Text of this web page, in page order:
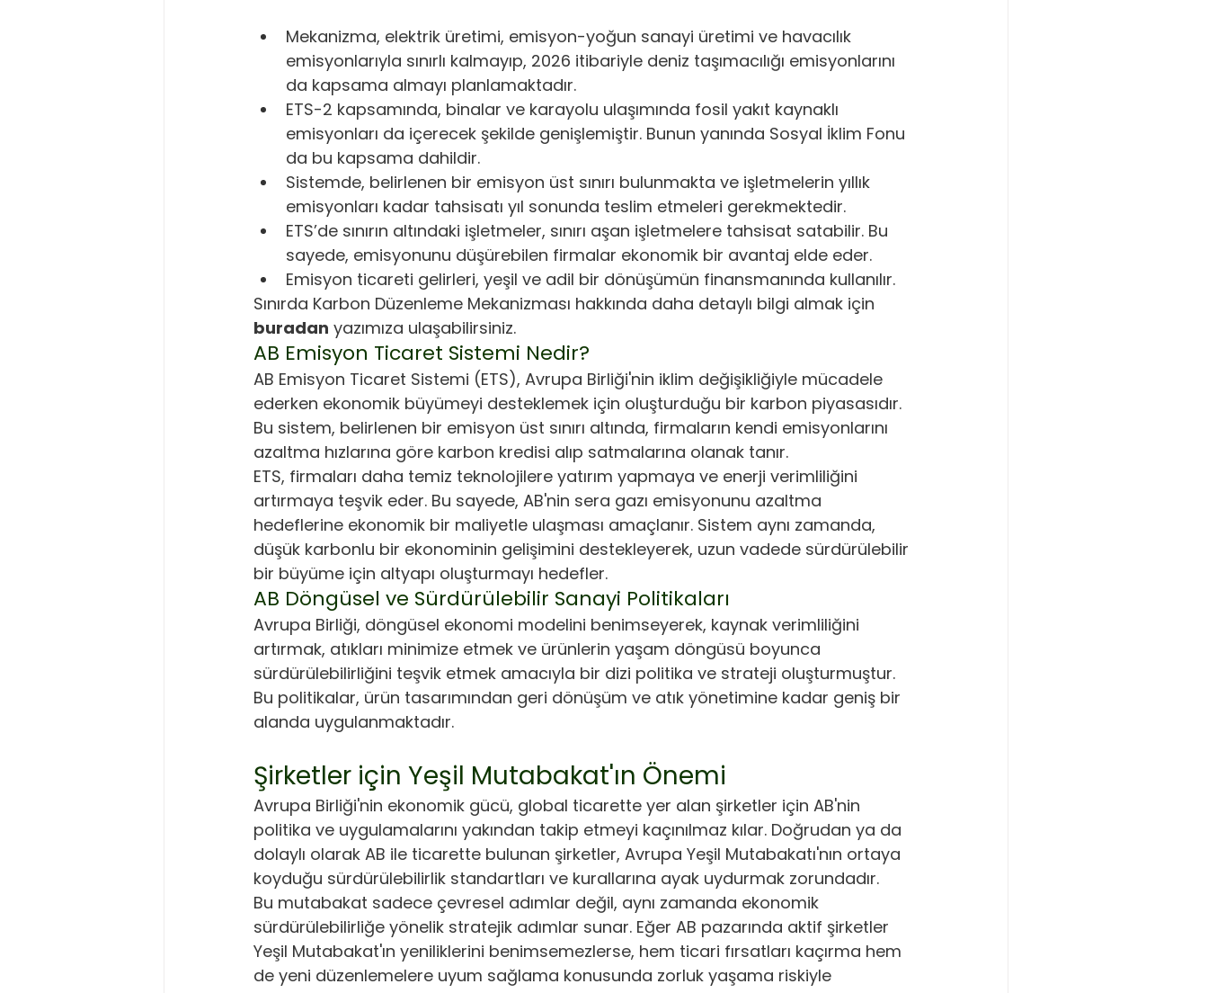
Mekanizma, elektrik üretimi, emisyon-yoğun sanayi üretimi ve havacılık
emisyonlarıyla sınırlı kalmayıp, 2026 itibariyle deniz taşımacılığı emisyonlarını
da kapsama almayı planlamaktadır.
ETS-2 kapsamında, binalar ve karayolu ulaşımında fosil yakıt kaynaklı
emisyonları da içerecek şekilde genişlemiştir. Bunun yanında Sosyal İklim Fonu
da bu kapsama dahildir.
Sistemde, belirlenen bir emisyon üst sınırı bulunmakta ve işletmelerin yıllık
emisyonları kadar tahsisatı yıl sonunda teslim etmeleri gerekmektedir.
ETS’de sınırın altındaki işletmeler, sınırı aşan işletmelere tahsisat satabilir. Bu
sayede, emisyonunu düşürebilen firmalar ekonomik bir avantaj elde eder.
Emisyon ticareti gelirleri, yeşil ve adil bir dönüşümün finansmanında kullanılır.
Sınırda Karbon Düzenleme Mekanizması hakkında daha detaylı bilgi almak için
buradan yazımıza ulaşabilirsiniz.
AB Emisyon Ticaret Sistemi Nedir?
AB Emisyon Ticaret Sistemi (ETS), Avrupa Birliği'nin iklim değişikliğiyle mücadele
ederken ekonomik büyümeyi desteklemek için oluşturduğu bir karbon piyasasıdır.
Bu sistem, belirlenen bir emisyon üst sınırı altında, firmaların kendi emisyonlarını
azaltma hızlarına göre karbon kredisi alıp satmalarına olanak tanır.
ETS, firmaları daha temiz teknolojilere yatırım yapmaya ve enerji verimliliğini
artırmaya teşvik eder. Bu sayede, AB'nin sera gazı emisyonunu azaltma
hedeflerine ekonomik bir maliyetle ulaşması amaçlanır. Sistem aynı zamanda,
düşük karbonlu bir ekonominin gelişimini destekleyerek, uzun vadede sürdürülebilir
bir büyüme için altyapı oluşturmayı hedefler.
AB Döngüsel ve Sürdürülebilir Sanayi Politikaları
Avrupa Birliği, döngüsel ekonomi modelini benimseyerek, kaynak verimliliğini
artırmak, atıkları minimize etmek ve ürünlerin yaşam döngüsü boyunca
sürdürülebilirliğini teşvik etmek amacıyla bir dizi politika ve strateji oluşturmuştur.
Bu politikalar, ürün tasarımından geri dönüşüm ve atık yönetimine kadar geniş bir
alanda uygulanmaktadır.
Şirketler için Yeşil Mutabakat'ın Önemi
Avrupa Birliği'nin ekonomik gücü, global ticarette yer alan şirketler için AB'nin
politika ve uygulamalarını yakından takip etmeyi kaçınılmaz kılar. Doğrudan ya da
dolaylı olarak AB ile ticarette bulunan şirketler, Avrupa Yeşil Mutabakatı'nın ortaya
koyduğu sürdürülebilirlik standartları ve kurallarına ayak uydurmak zorundadır.
Bu mutabakat sadece çevresel adımlar değil, aynı zamanda ekonomik
sürdürülebilirliğe yönelik stratejik adımlar sunar. Eğer AB pazarında aktif şirketler
Yeşil Mutabakat'ın yeniliklerini benimsemezlerse, hem ticari fırsatları kaçırma hem
de yeni düzenlemelere uyum sağlama konusunda zorluk yaşama riskiyle